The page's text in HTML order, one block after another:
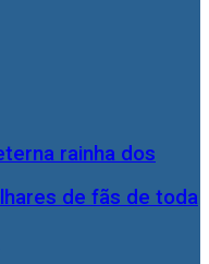
rainha dos
de fãs de toda